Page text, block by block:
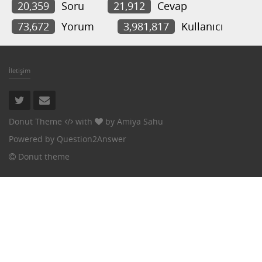
20,359 Soru 21,912
Cevap
73,672
Yorum 3,981,817 Kullanıcı
İletişim
Donut Theme with by Amiya Sahu
Powered by Question2Answer
Donut theme